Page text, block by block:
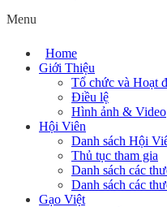
Menu
Home
Giới Thiệu
Tổ chức và Hoạt
Điều lệ
Hình ảnh & Video
Hội Viên
Danh sách Hội
Thủ tục tham gia
Danh sách các
Danh sách các
Gạo Việt